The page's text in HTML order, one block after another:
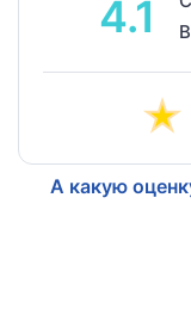
4.1
А какую